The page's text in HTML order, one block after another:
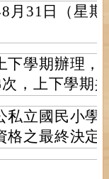
月31日（星
下學期辦理，
，上下學期
私立國民小學
格之最終決定